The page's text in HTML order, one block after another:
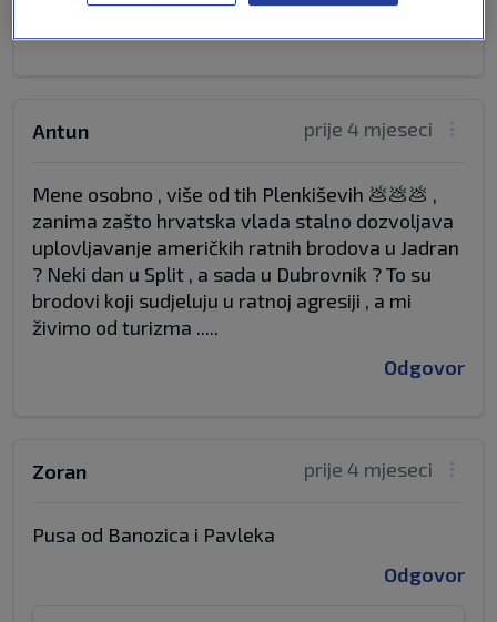
prije 4 mjeseci
Antun
Mene osobno , više od tih Plenkiševih 💩💩💩 ,
zanima zašto hrvatska vlada stalno dozvoljava
uplovljavanje američkih ratnih brodova u Jadran
? Neki dan u Split , a sada u Dubrovnik ? To su
brodovi koji sudjeluju u ratnoj agresiji , a mi
živimo od turizma .....
Odgovor
prije 4 mjeseci
Zoran
Pusa od Banozica i Pavleka
Odgovor